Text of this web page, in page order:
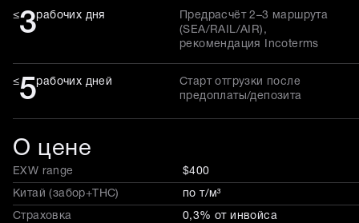
≤3рабочих дня
Предрасчёт 2–3 маршрута
(SEA/RAIL/AIR),
рекомендация Incoterms
≤5рабочих дней
Старт отгрузки после
предоплаты/депозита
О цене
EXW range $400
Китай (забор+THC) по т/м³
Страховка 0,3% от инвойса